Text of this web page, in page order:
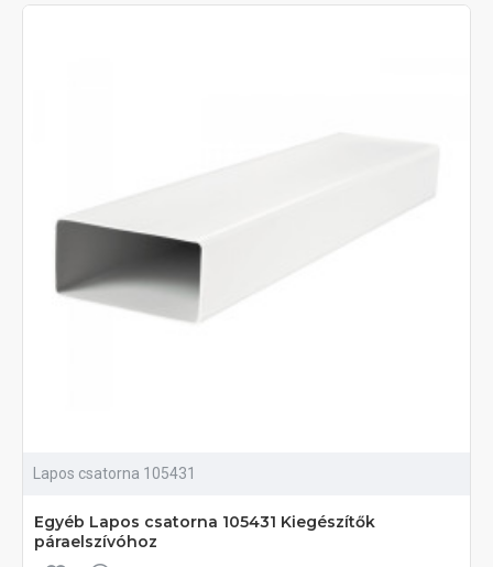
Lapos csatorna 105431
Egyéb Lapos csatorna 105431 Kiegészítők
páraelszívóhoz